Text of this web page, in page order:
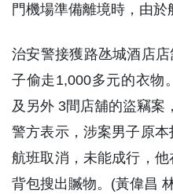
門機場準備離境時，由於
治安警接獲路氹城酒店
子偷走1,000多元的衣物
及另外 3間店舖的盜竊案
警方表示，涉案男子原
航班取消，未能成行，
背包搜出贓物。(黃偉昌